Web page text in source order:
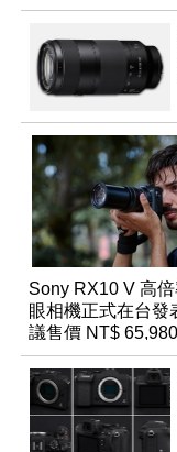
Sony RX10 V 高
眼相機正式在台發
議售價 NT$ 65,980